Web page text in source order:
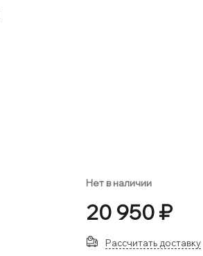
Нет в наличии
20 950 ₽
Рассчитать доставку